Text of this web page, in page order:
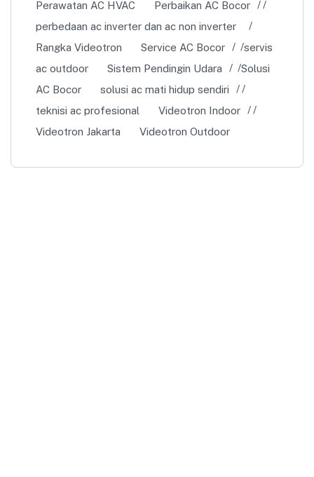
Perawatan AC HVAC
Perbaikan AC Bocor
perbedaan ac inverter dan ac non inverter
Rangka Videotron
Service AC Bocor
servis
ac outdoor
Sistem Pendingin Udara
Solusi
AC Bocor
solusi ac mati hidup sendiri
teknisi ac profesional
Videotron Indoor
Videotron Jakarta
Videotron Outdoor